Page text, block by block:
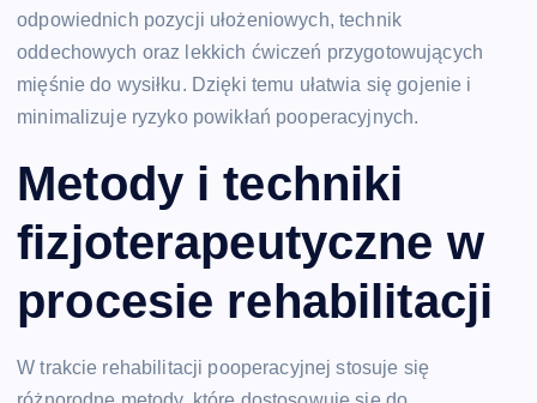
odpowiednich pozycji ułożeniowych, technik
oddechowych oraz lekkich ćwiczeń przygotowujących
mięśnie do wysiłku. Dzięki temu ułatwia się gojenie i
minimalizuje ryzyko powikłań pooperacyjnych.
Metody i techniki
fizjoterapeutyczne w
procesie rehabilitacji
W trakcie rehabilitacji pooperacyjnej stosuje się